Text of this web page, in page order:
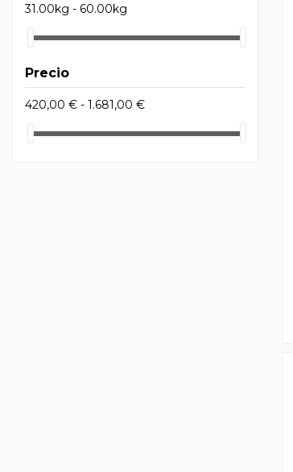
31.00kg - 60.00kg
Precio
420,00 € - 1.681,00 €